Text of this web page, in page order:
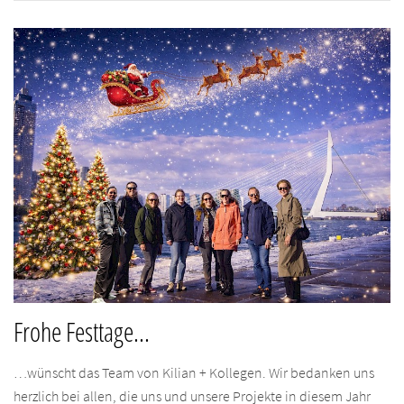
Frohe Festtage...
…wünscht das Team von Kilian + Kollegen. Wir bedanken uns
herzlich bei allen, die uns und unsere Projekte in diesem Jahr